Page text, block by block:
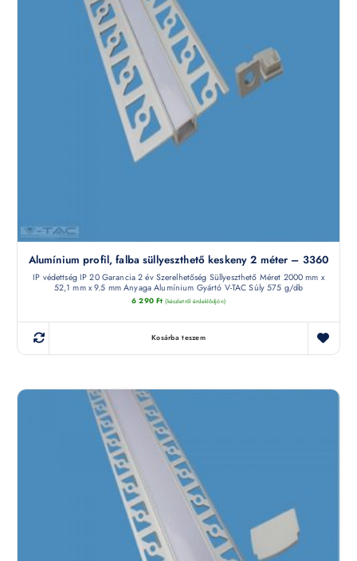
Alumínium profil, falba süllyeszthető keskeny 2 méter – 3360
IP védettség IP 20 Garancia 2 év Szerelhetőség Süllyeszthető Méret 2000 mm x
52,1 mm x 9.5 mm Anyaga Alumínium Gyártó V-TAC Súly 575 g/db
6 290 Ft (készletről érdeklődjön)
Kosárba teszem